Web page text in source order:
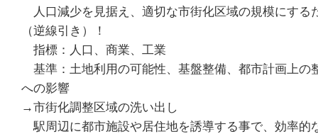
人口減少を見据え、適切な市街化区域の規模にする
（逆線引き）！
指標：人口、商業、工業
基準：土地利用の可能性、基盤整備、都市計画上の
への影響
→市街化調整区域の洗い出し
駅周辺に都市施設や居住地を誘導する事で、効率的